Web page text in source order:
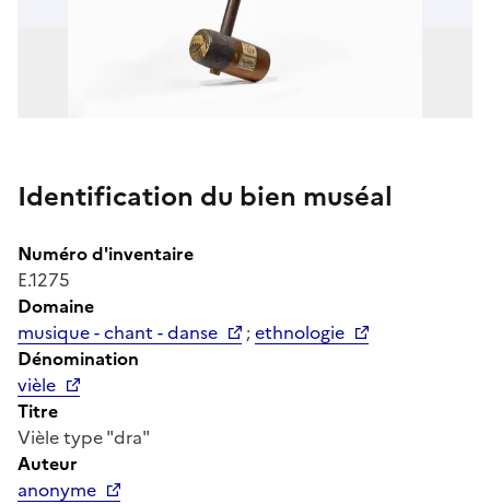
Identification du bien muséal
Numéro d'inventaire
E.1275
Domaine
musique - chant - danse
;ethnologie
Dénomination
vièle
Titre
Vièle type "dra"
Auteur
anonyme